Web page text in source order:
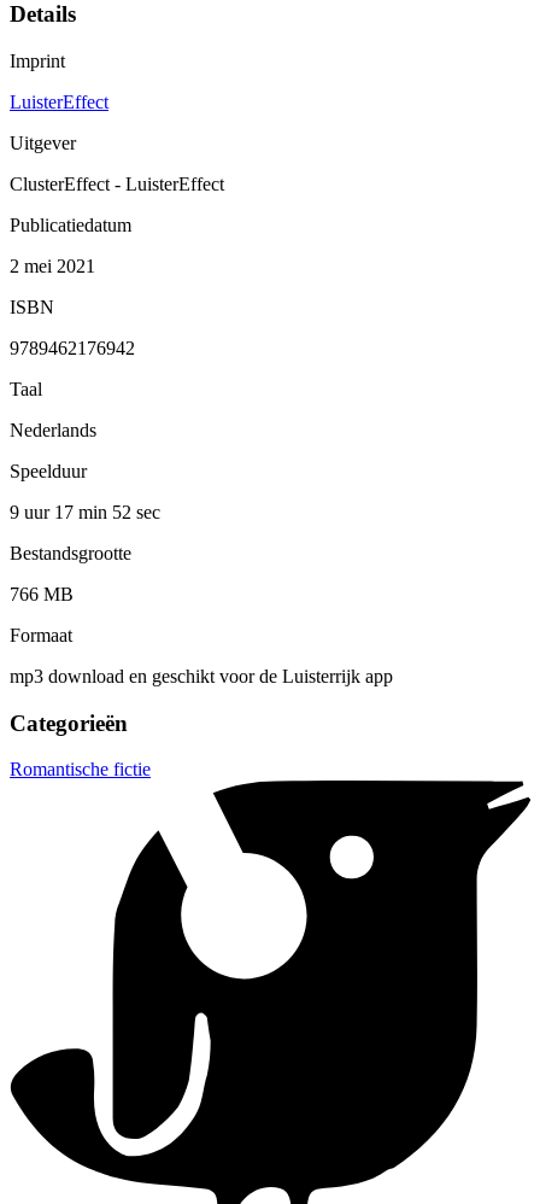
Details
Imprint
LuisterEffect
Uitgever
ClusterEffect - LuisterEffect
Publicatiedatum
2 mei 2021
ISBN
9789462176942
Taal
Nederlands
Speelduur
9 uur 17 min 52 sec
Bestandsgrootte
766 MB
Formaat
mp3 download en geschikt voor de Luisterrijk app
Categorieën
Romantische fictie